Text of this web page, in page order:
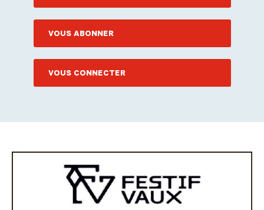
VOUS ABONNER
VOUS CONNECTER